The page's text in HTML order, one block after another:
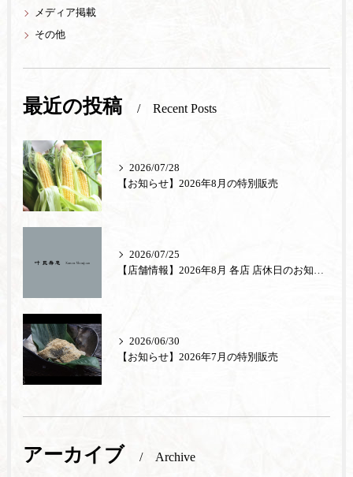
メディア掲載
その他
最近の投稿 Recent Posts
2026/07/28
【お知らせ】2026年8月の特別販売
2026/07/25
【店舗情報】2026年8月 各店 店休日のお知らせ
2026/06/30
【お知らせ】2026年7月の特別販売
アーカイブ Archive